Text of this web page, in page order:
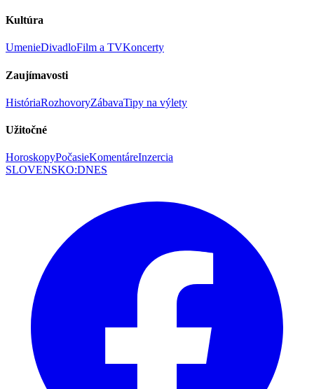
Kultúra
UmenieDivadloFilm a TVKoncerty
Zaujímavosti
HistóriaRozhovoryZábavaTipy na výlety
Užitočné
HoroskopyPočasieKomentáreInzercia
SLOVENSKO:DNES